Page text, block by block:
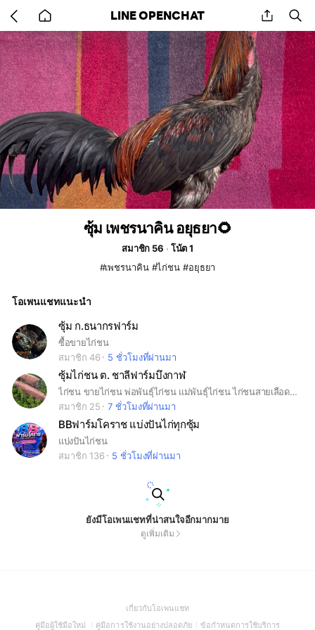
back
to
home
LINE OPENCHAT share
ซุ้ม เพชรนาคิน อยุธยา🌻
สมาชิก 56
โน้ต 1
#เพชรนาคิน #ไก่ชน #อยุธยา
โอเพนแชทแนะนำ
ซุ้ม ก.ธนากรฟาร์ม
ซื้อขายไก่ชน
สมาชิก 46
5 ชั่วโมงที่ผ่านมา
ซุ้มไก่ชน ต. ชาลีฟาร์มบึงกาฬ
ไก่ชน ขายไก่ชน พ่อพันธุ์ไก่ชน แม่พันธุ์ไก่ชน ไก่ชนสายเลือดดี ไก่ชนแท้ กลุ่มสำหรับแนะนำสายพันธุ์ไก่ชน ซื้อ-ขาย แลกเปลี่ยนความรู้ ✔ ลงขายได้พร้อมรูป/คลิป ✔ แจ้งราคาและพื้นที่ชัดเจน ❌ ห้ามโกง ห้ามปั่นราคา ❌ ห้ามโพสต์ผิดกฎหมาย แอดมินขออนุญาตลบโพสต์ที่ไม่ทำตามกติกา
สมาชิก 25
7 ชั่วโมงที่ผ่านมา
BBฟาร์มโคราช แบ่งปันไก่ทุกซุ้ม
แบ่งปันไก่ชน
สมาชิก 136
5 ชั่วโมงที่ผ่านมา
ยังมีโอเพนแชทที่น่าสนใจอีกมากมาย
ดูเพิ่มเติม
เกี่ยวกับโอเพนแชท(Open
in
คู่มือผู้ใช้มือใหม่ (Open
คู่มือการใช้งานอย่างปลอดภัย(Open
ข้อกำหนดการใช้บริการ(Open